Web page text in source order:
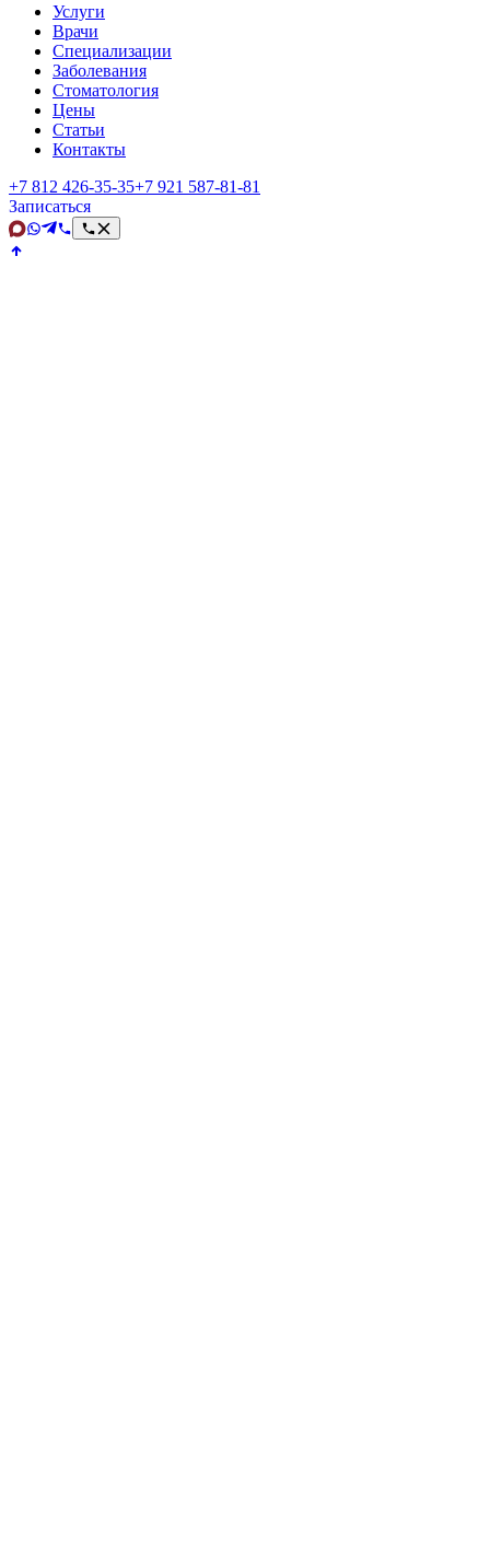
Услуги
Врачи
Специализации
Заболевания
Стоматология
Цены
Статьи
Контакты
+7 812 426‑35‑35+7 921 587‑81‑81
Записаться